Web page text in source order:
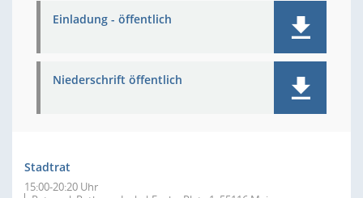
Einladung - öffentlich
Niederschrift öffentlich
Stadtrat
15:00-20:20 Uhr